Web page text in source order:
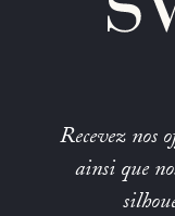
Recevez nos
ainsi que